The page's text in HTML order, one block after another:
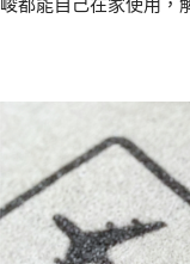
峻都能自己在家使用，